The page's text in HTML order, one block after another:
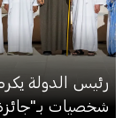
رئيس الدولة
شخصيات